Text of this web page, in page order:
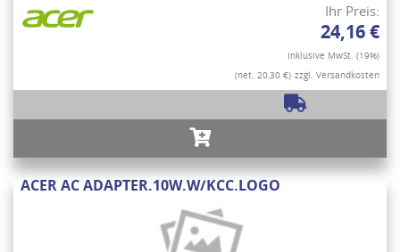
Ihr Preis:
24,16 €
Inklusive MwSt. (19%)
(net. 20,30 €) zzgl. Versandkosten
ACER AC ADAPTER.10W.W/KCC.LOGO